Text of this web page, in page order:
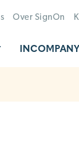
Over SignOn
INCOMPANY